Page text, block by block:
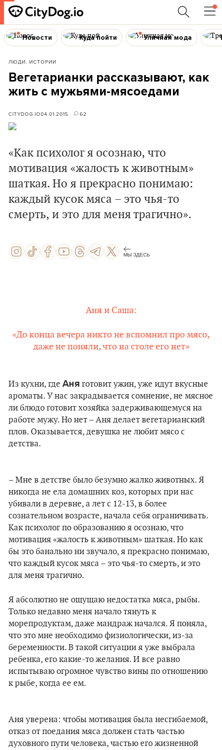
Новости Куда пойти Уличная мода
ЛЮДИ, ИСТОРИИ
Вегетарианки рассказывают, как
жить с мужьями-мясоедами
CITYDOG.IO04.01.2015 62
«Как психолог я осознаю, что
мотивация «жалость к животным»
шаткая. Но я прекрасно понимаю:
каждый кусок мяса – это чья-то
смерть, и это для меня трагично».
МЫ ЗДЕСЬ
Аня и Саша:
«До конца вечера никто не вспомнил про мясо,
даже не поняли, что на столе его нет»
Из кухни, где Аня готовит ужин, уже идут вкусные
ароматы. У нас закрадывается сомнение, не мясное
ли блюдо готовит хозяйка задерживающемуся на
работе мужу. Но нет – Аня делает вегетарианский
плов. Оказывается, девушка не любит мясо с
детства.
– Мне в детстве было безумно жалко животных. Я
никогда не ела домашних коз, которых при нас
убивали в деревне, а лет с 12-13, в более
сознательном возрасте, начала себя ограничивать.
Как психолог по образованию я осознаю, что
мотивация «жалость к животным» шаткая. Но как
бы это банально ни звучало, я прекрасно понимаю,
что каждый кусок мяса – это чья-то смерть, и это
для меня трагично.
Я абсолютно не ощущаю недостатка мяса, рыбы.
Только недавно меня начало тянуть к
морепродуктам, даже мандраж начался. Я поняла,
что это мне необходимо физиологически, из-за
беременности. В такой ситуации я уже выбрала
ребенка, его какие-то желания. И все равно
испытываю огромное чувство вины по отношению
к рыбе, когда ее ем.
Аня уверена: чтобы мотивация была несгибаемой,
отказ от поедания мяса должен стать частью
духовного пути человека, частью его жизненной